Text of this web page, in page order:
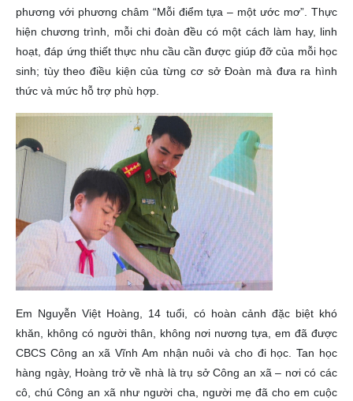
phương với phương châm “Mỗi điểm tựa – một ước mơ”. Thực
hiện chương trình, mỗi chi đoàn đều có một cách làm hay, linh
hoạt, đáp ứng thiết thực nhu cầu cần được giúp đỡ của mỗi học
sinh; tùy theo điều kiện của từng cơ sở Đoàn mà đưa ra hình
thức và mức hỗ trợ phù hợp.
Em Nguyễn Việt Hoàng, 14 tuổi, có hoàn cảnh đặc biệt khó
khăn, không có người thân, không nơi nương tựa, em đã được
CBCS Công an xã Vĩnh Am nhận nuôi và cho đi học. Tan học
hàng ngày, Hoàng trở về nhà là trụ sở Công an xã – nơi có các
cô, chú Công an xã như người cha, người mẹ đã cho em cuộc